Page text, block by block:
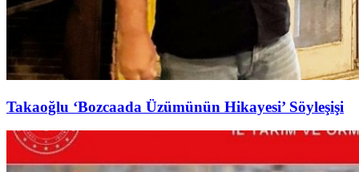
Takaoğlu ‘Bozcaada Üzümünün Hikayesi’ Söyleşişi